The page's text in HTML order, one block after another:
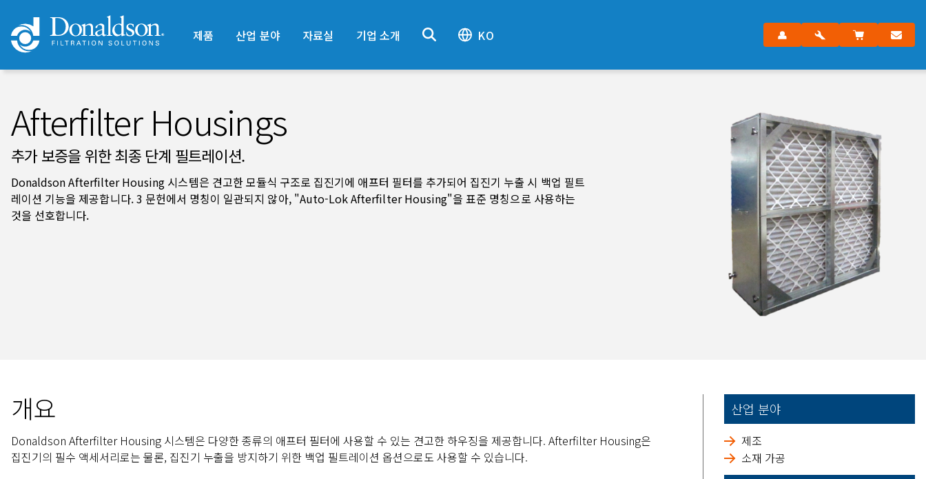
제품 산업 분야 자료실 기업 소개 KO
Afterfilter Housings
추가 보증을 위한 최종 단계 필트레이션.
Donaldson Afterfilter Housing 시스템은 견고한 모듈식 구조로 집진기에 애프터 필터를 추가되어 집진기 누출 시 백업 필트
레이션 기능을 제공합니다. 3 문헌에서 명칭이 일관되지 않아, "Auto-Lok Afterfilter Housing"을 표준 명칭으로 사용하는
것을 선호합니다.
개요
Donaldson Afterfilter Housing 시스템은 다양한 종류의 애프터 필터에 사용할 수 있는 견고한 하우징을 제공합니다. Afterfilter Housing은
집진기의 필수 액세서리로는 물론, 집진기 누출을 방지하기 위한 백업 필트레이션 옵션으로도 사용할 수 있습니다.
산업 분야
제조
소재 가공